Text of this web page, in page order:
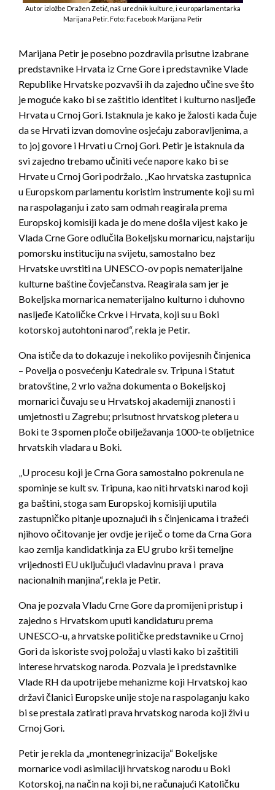
Autor izložbe Dražen Zetić, naš urednik kulture, i europarlamentarka
Marijana Petir. Foto: Facebook Marijana Petir
Marijana Petir je posebno pozdravila prisutne izabrane
predstavnike Hrvata iz Crne Gore i predstavnike Vlade
Republike Hrvatske pozvavši ih da zajedno učine sve što
je moguće kako bi se zaštitio identitet i kulturno nasljeđe
Hrvata u Crnoj Gori. Istaknula je kako je žalosti kada čuje
da se Hrvati izvan domovine osjećaju zaboravljenima, a
to joj govore i Hrvati u Crnoj Gori. Petir je istaknula da
svi zajedno trebamo učiniti veće napore kako bi se
Hrvate u Crnoj Gori podržalo. „Kao hrvatska zastupnica
u Europskom parlamentu koristim instrumente koji su mi
na raspolaganju i zato sam odmah reagirala prema
Europskoj komisiji kada je do mene došla vijest kako je
Vlada Crne Gore odlučila Bokeljsku mornaricu, najstariju
pomorsku instituciju na svijetu, samostalno bez
Hrvatske uvrstiti na UNESCO-ov popis nematerijalne
kulturne baštine čovječanstva. Reagirala sam jer je
Bokeljska mornarica nematerijalno kulturno i duhovno
nasljeđe Katoličke Crkve i Hrvata, koji su u Boki
kotorskoj autohtoni narod“, rekla je Petir.
Ona ističe da to dokazuje i nekoliko povijesnih činjenica
– Povelja o posvećenju Katedrale sv. Tripuna i Statut
bratovštine, 2 vrlo važna dokumenta o Bokeljskoj
mornarici čuvaju se u Hrvatskoj akademiji znanosti i
umjetnosti u Zagrebu; prisutnost hrvatskog pletera u
Boki te 3 spomen ploče obilježavanja 1000-te obljetnice
hrvatskih vladara u Boki.
„U procesu koji je Crna Gora samostalno pokrenula ne
spominje se kult sv. Tripuna, kao niti hrvatski narod koji
ga baštini, stoga sam Europskoj komisiji uputila
zastupničko pitanje upoznajući ih s činjenicama i tražeći
njihovo očitovanje jer ovdje je riječ o tome da Crna Gora
kao zemlja kandidatkinja za EU grubo krši temeljne
vrijednosti EU uključujući vladavinu prava i prava
nacionalnih manjina“, rekla je Petir.
Ona je pozvala Vladu Crne Gore da promijeni pristup i
zajedno s Hrvatskom uputi kandidaturu prema
UNESCO-u, a hrvatske političke predstavnike u Crnoj
Gori da iskoriste svoj položaj u vlasti kako bi zaštitili
interese hrvatskog naroda. Pozvala je i predstavnike
Vlade RH da upotrijebe mehanizme koji Hrvatskoj kao
državi članici Europske unije stoje na raspolaganju kako
bi se prestala zatirati prava hrvatskog naroda koji živi u
Crnoj Gori.
Petir je rekla da „montenegrinizacija“ Bokeljske
mornarice vodi asimilaciji hrvatskog narodu u Boki
Kotorskoj, na način na koji bi, ne računajući Katoličku